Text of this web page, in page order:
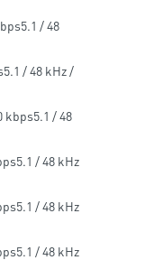
/ 48
/ 48 kHz /
kbps5.1 / 48
/ 48 kHz
/ 48 kHz
/ 48 kHz